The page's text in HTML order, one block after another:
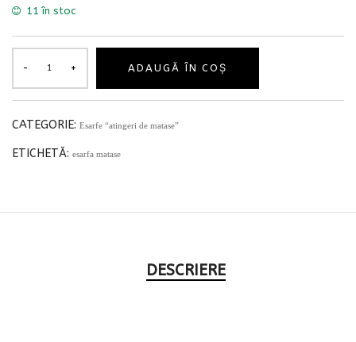
11 în stoc
ADAUGĂ ÎN COȘ
CATEGORIE: Esarfe “atingeri de matase”
ETICHETĂ: esarfa matase
DESCRIERE